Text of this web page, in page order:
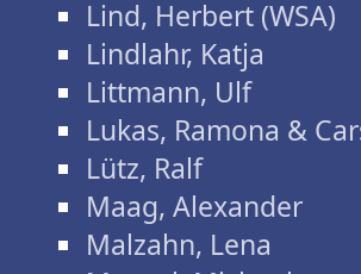
Lind, Herbert (WSA)
Lindlahr, Katja
Littmann, Ulf
Lukas, Ramona &
Lütz, Ralf
Maag, Alexander
Malzahn, Lena